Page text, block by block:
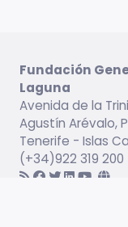
Fundación
Laguna
Avenida de la
Agustín Arévalo,
Tenerife - Islas
(+34)922 319 200